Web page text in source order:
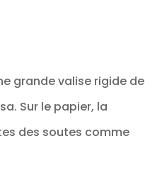
grande valise rigide de
Sur le papier, la
des soutes comme